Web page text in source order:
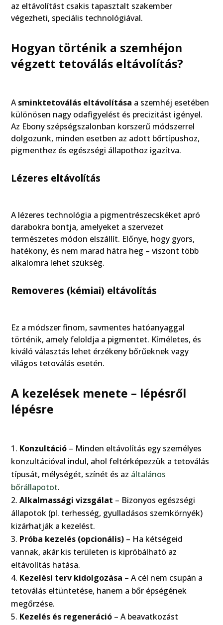
az eltávolítást csakis tapasztalt szakember
végezheti, speciális technológiával.
Hogyan történik a szemhéjon
végzett tetoválás eltávolítás?
Asminktetoválás eltávolítása a szemhéj esetében
különösen nagy odafigyelést és precizitást igényel.
Az Ebony szépségszalonban korszerű módszerrel
dolgozunk, minden esetben az adott bőrtípushoz,
pigmenthez és egészségi állapothoz igazítva.
Lézeres eltávolítás
A lézeres technológia a pigmentrészecskéket apró
darabokra bontja, amelyeket a szervezet
természetes módon elszállít. Előnye, hogy gyors,
hatékony, és nem marad hátra heg – viszont több
alkalomra lehet szükség.
Removeres (kémiai) eltávolítás
Ez a módszer finom, savmentes hatóanyaggal
történik, amely feloldja a pigmentet. Kíméletes, és
kiváló választás lehet érzékeny bőrűeknek vagy
világos tetoválás esetén.
A kezelések menete – lépésről
lépésre
Konzultáció – Minden eltávolítás egy személyes
konzultációval indul, ahol feltérképezzük a tetoválás
típusát, mélységét, színét és az általános
bőrállapotot.
Alkalmassági vizsgálat – Bizonyos egészségi
állapotok (pl. terhesség, gyulladásos szemkörnyék)
kizárhatják a kezelést.
Próba kezelés (opcionális) – Ha kétségeid
vannak, akár kis területen is kipróbálható az
eltávolítás hatása.
Kezelési terv kidolgozása – A cél nem csupán a
tetoválás eltüntetése, hanem a bőr épségének
megőrzése.
Kezelés és regeneráció – A beavatkozást